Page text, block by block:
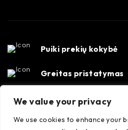
We value your privacy
We use cookies to enhance your
Puiki prekių kokybė
Greitas pristatymas
Susisiekime
35556